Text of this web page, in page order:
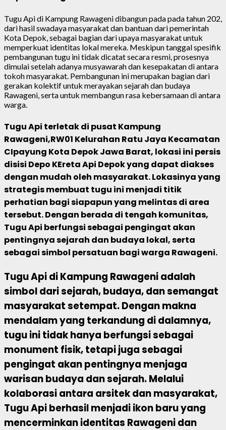
Tugu Api di Kampung Rawageni dibangun pada pada tahun 202,
dari hasil swadaya masyarakat dan bantuan dari pemerintah
Kota Depok, sebagai bagian dari upaya masyarakat untuk
memperkuat identitas lokal mereka. Meskipun tanggal spesifik
pembangunan tugu ini tidak dicatat secara resmi, prosesnya
dimulai setelah adanya musyawarah dan kesepakatan di antara
tokoh masyarakat. Pembangunan ini merupakan bagian dari
gerakan kolektif untuk merayakan sejarah dan budaya
Rawageni, serta untuk membangun rasa kebersamaan di antara
warga.
Tugu Api terletak di pusat Kampung
Rawageni,RW01 Kelurahan Ratu Jaya Kecamatan
CIpayung Kota Depok Jawa Barat, lokasi ini persis
disisi Depo KEreta Api Depok yang dapat diakses
dengan mudah oleh masyarakat. Lokasinya yang
strategis membuat tugu ini menjadi titik
perhatian bagi siapapun yang melintas di area
tersebut. Dengan berada di tengah komunitas,
Tugu Api berfungsi sebagai pengingat akan
pentingnya sejarah dan budaya lokal, serta
sebagai simbol persatuan bagi warga Rawageni.
Tugu Api di Kampung Rawageni adalah
simbol dari sejarah, budaya, dan semangat
masyarakat setempat. Dengan makna
mendalam yang terkandung di dalamnya,
tugu ini tidak hanya berfungsi sebagai
monument fisik, tetapi juga sebagai
pengingat akan pentingnya menjaga
warisan budaya dan sejarah. Melalui
kolaborasi antara arsitek dan masyarakat,
Tugu Api berhasil menjadi ikon baru yang
mencerminkan identitas Rawageni dan